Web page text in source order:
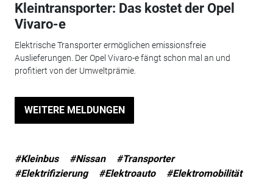
Kleintransporter: Das kostet der Opel
Vivaro-e
Elektrische Transporter ermöglichen emissionsfreie
Auslieferungen. Der Opel Vivaro-e fängt schon mal an und
profitiert von der Umweltprämie.
WEITERE MELDUNGEN
#Kleinbus #Nissan
#Transporter
#Elektrifizierung
#Elektroauto
#Elektromobilität